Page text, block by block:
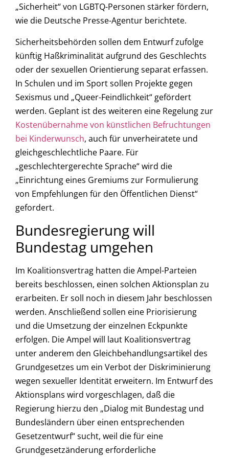
„Sicherheit“ von LGBTQ-Personen stärker fördern,
wie die Deutsche Presse-Agentur berichtete.
Sicherheitsbehörden sollen dem Entwurf zufolge
künftig Haßkriminalität aufgrund des Geschlechts
oder der sexuellen Orientierung separat erfassen.
In Schulen und im Sport sollen Projekte gegen
Sexismus und „Queer-Feindlichkeit“ gefördert
werden. Geplant ist des weiteren eine Regelung zur
Kostenübernahme von künstlichen Befruchtungen
bei Kinderwunsch, auch für unverheiratete und
gleichgeschlechtliche Paare. Für
„geschlechtergerechte Sprache“ wird die
„Einrichtung eines Gremiums zur Formulierung
von Empfehlungen für den Öffentlichen Dienst“
gefordert.
Bundesregierung will
Bundestag umgehen
Im Koalitionsvertrag hatten die Ampel-Parteien
bereits beschlossen, einen solchen Aktionsplan zu
erarbeiten. Er soll noch in diesem Jahr beschlossen
werden. Anschließend sollen eine Priorisierung
und die Umsetzung der einzelnen Eckpunkte
erfolgen. Die Ampel will laut Koalitionsvertrag
unter anderem den Gleichbehandlungsartikel des
Grundgesetzes um ein Verbot der Diskriminierung
wegen sexueller Identität erweitern. Im Entwurf des
Aktionsplans wird vorgeschlagen, daß die
Regierung hierzu den „Dialog mit Bundestag und
Bundesländern über einen entsprechenden
Gesetzentwurf“ sucht, weil die für eine
Grundgesetzänderung erforderliche